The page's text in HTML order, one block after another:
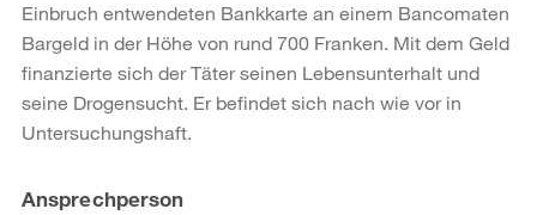
Einbruch entwendeten Bankkarte an einem Bancomaten
Bargeld in der Höhe von rund 700 Franken. Mit dem Geld
finanzierte sich der Täter seinen Lebensunterhalt und
seine Drogensucht. Er befindet sich nach wie vor in
Untersuchungshaft.
Weitere
Ansprechperson